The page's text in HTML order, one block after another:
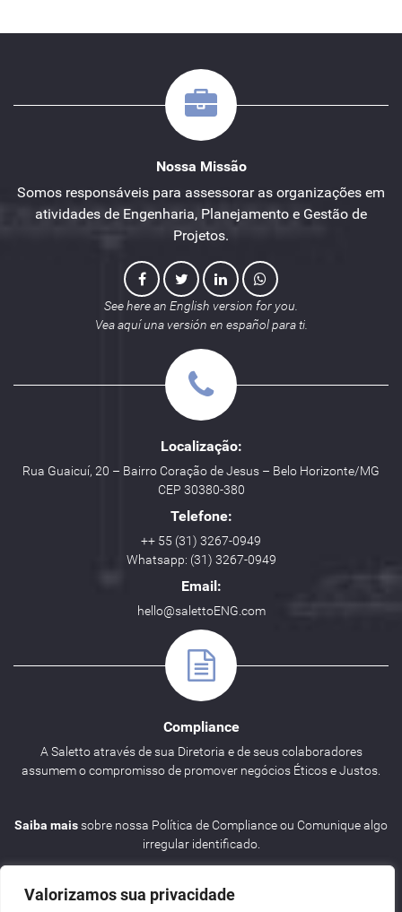
Valorizamos sua privacidade
Nossa Missão
Somos responsáveis para assessorar as organizações em
atividades de Engenharia, Planejamento e Gestão de
Projetos.
See here an English version for you.
Vea aquí una versión en español para ti.
Localização:
Rua Guaicuí, 20 – Bairro Coração de Jesus – Belo Horizonte/MG
CEP 30380-380
Telefone:
++ 55 (31) 3267-0949
Whatsapp: (31) 3267-0949
Email:
hello@salettoENG.com
Compliance
A Saletto através de sua Diretoria e de seus colaboradores
assumem o compromisso de promover negócios Éticos e Justos.
Saiba maissobre nossa Política de Compliance ou Comunique algo
irregular identificado.